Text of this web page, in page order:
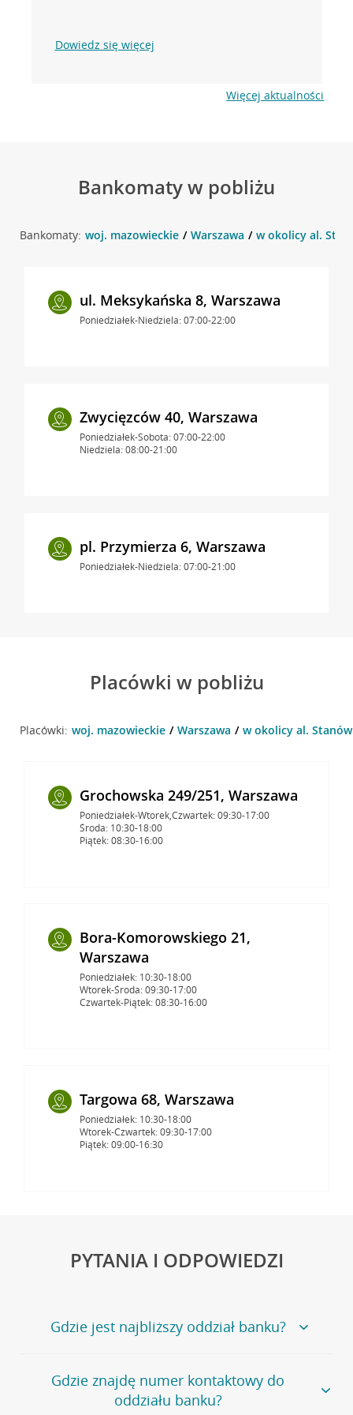
Dowiedz się więcej
Więcej aktualności
Bankomaty w pobliżu
Bankomaty: woj. mazowieckie Warszawa w okolicy al.
ul. Meksykańska 8, Warszawa
Poniedziałek-Niedziela: 07:00-22:00
Zwycięzców 40, Warszawa
Poniedziałek-Sobota: 07:00-22:00
Niedziela: 08:00-21:00
pl. Przymierza 6, Warszawa
Poniedziałek-Niedziela: 07:00-21:00
Placówki w pobliżu
Placówki: woj. mazowieckie Warszawa w okolicy al.
Grochowska 249/251, Warszawa
Poniedziałek-Wtorek,Czwartek: 09:30-17:00
Środa: 10:30-18:00
Piątek: 08:30-16:00
Bora-Komorowskiego 21,
Warszawa
Poniedziałek: 10:30-18:00
Wtorek-Środa: 09:30-17:00
Czwartek-Piątek: 08:30-16:00
Targowa 68, Warszawa
Poniedziałek: 10:30-18:00
Wtorek-Czwartek: 09:30-17:00
Piątek: 09:00-16:30
PYTANIA I ODPOWIEDZI
Gdzie jest najbliższy oddział banku?
Jeśli szukasz oddziału naszego banku, zapraszamy na
stronęPlacówki i bankomaty, na której znajduje się
wygodna wyszukiwarka.
Gdzie znajdę numer kontaktowy do
oddziału banku?